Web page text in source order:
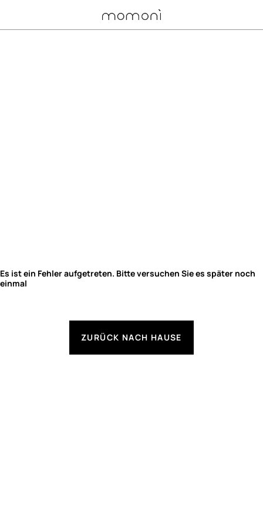
Es ist ein Fehler aufgetreten. Bitte versuchen Sie es später noch
einmal
ZURÜCK NACH HAUSE